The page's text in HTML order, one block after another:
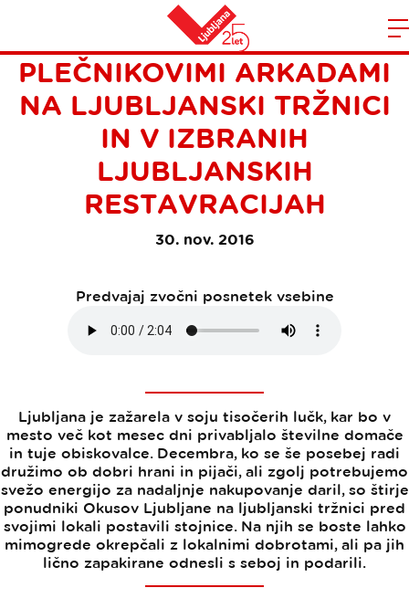
Domov
OKUSI LJUBLJANE POD
PLEČNIKOVIMI ARKADAMI
NA LJUBLJANSKI TRŽNICI
IN V IZBRANIH
LJUBLJANSKIH
RESTAVRACIJAH
30. nov. 2016
Predvajaj zvočni posnetek vsebine
Ljubljana je zažarela v soju tisočerih lučk, kar bo v
mesto več kot mesec dni privabljalo številne domače
in tuje obiskovalce. Decembra, ko se še posebej radi
družimo ob dobri hrani in pijači, ali zgolj potrebujemo
svežo energijo za nadaljnje nakupovanje daril, so štirje
ponudniki Okusov Ljubljane na ljubljanski tržnici pred
svojimi lokali postavili stojnice. Na njih se boste lahko
mimogrede okrepčali z lokalnimi dobrotami, ali pa jih
lično zapakirane odnesli s seboj in podarili.